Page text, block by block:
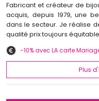
Fabricant et créateur de
acquis, depuis 1979, une
dans le secteur. Je réalise
qualité prix toujours
-10% avec LA carte
Plus